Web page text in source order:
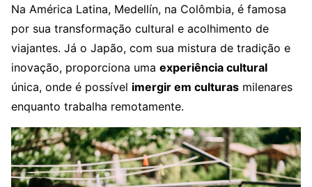
Na América Latina, Medellín, na Colômbia, é famosa
por sua transformação cultural e acolhimento de
viajantes. Já o Japão, com sua mistura de tradição e
inovação, proporciona uma experiência cultural
única, onde é possível imergir em culturas milenares
enquanto trabalha remotamente.